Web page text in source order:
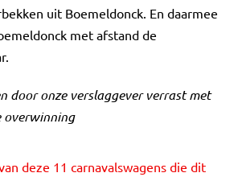
uit Boemeldonck. En daarmee
met afstand de
door onze verslaggever verrast met
overwinning
deze 11 carnavalswagens die dit